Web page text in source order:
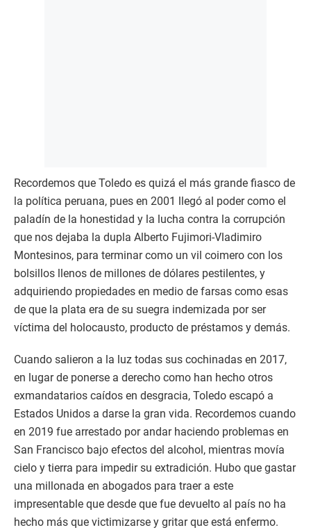
Recordemos que Toledo es quizá el más grande fiasco de
la política peruana, pues en 2001 llegó al poder como el
paladín de la honestidad y la lucha contra la corrupción
que nos dejaba la dupla Alberto Fujimori-Vladimiro
Montesinos, para terminar como un vil coimero con los
bolsillos llenos de millones de dólares pestilentes, y
adquiriendo propiedades en medio de farsas como esas
de que la plata era de su suegra indemizada por ser
víctima del holocausto, producto de préstamos y demás.
Cuando salieron a la luz todas sus cochinadas en 2017,
en lugar de ponerse a derecho como han hecho otros
exmandatarios caídos en desgracia, Toledo escapó a
Estados Unidos a darse la gran vida. Recordemos cuando
en 2019 fue arrestado por andar haciendo problemas en
San Francisco bajo efectos del alcohol, mientras movía
cielo y tierra para impedir su extradición. Hubo que gastar
una millonada en abogados para traer a este
impresentable que desde que fue devuelto al país no ha
hecho más que victimizarse y gritar que está enfermo.